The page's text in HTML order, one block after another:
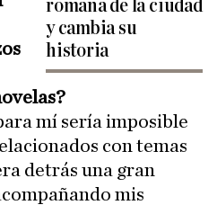
romana de la ciudad
y cambia su
historia
mí sería imposible
con temas
detrás una gran
mis